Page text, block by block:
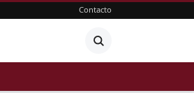
Contacto